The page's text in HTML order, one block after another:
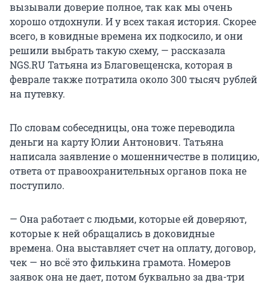
вызывали доверие полное, так как мы очень
хорошо отдохнули. И у всех такая история. Скорее
всего, в ковидные времена их подкосило, и они
решили выбрать такую схему, — рассказала
NGS.RU Татьяна из Благовещенска, которая в
феврале также потратила около 300 тысяч рублей
на путевку.
По словам собеседницы, она тоже переводила
деньги на карту Юлии Антонович. Татьяна
написала заявление о мошенничестве в полицию,
ответа от правоохранительных органов пока не
поступило.
— Она работает с людьми, которые ей доверяют,
которые к ней обращались в доковидные
времена. Она выставляет счет на оплату, договор,
чек — но всё это филькина грамота. Номеров
заявок она не дает, потом буквально за два-три